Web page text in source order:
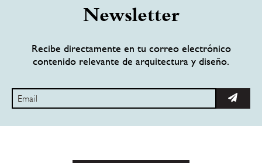
Newsletter
Recibe directamente en tu correo electrónico
contenido relevante de arquitectura y diseño.